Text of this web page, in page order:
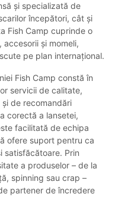
și specializată de
începători, cât și
Fish Camp cuprinde o
și momeli,
pe plan internațional.
Fish Camp constă în
servicii de calitate,
de recomandări
corectă a lansetei,
facilitată de echipa
ofere suport pentru ca
satisfăcătoare. Prin
a produselor – de la
spinning sau crap –
partener de încredere